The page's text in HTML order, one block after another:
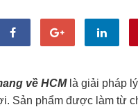
về HCMlà giải pháp
Sản phẩm được làm từ